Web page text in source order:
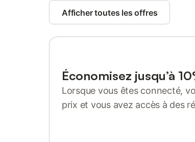
Afficher toutes les offres
Économisez jusqu’à
Lorsque vous êtes connecté,
prix et vous avez accès à des